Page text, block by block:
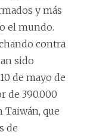
y más
el mundo.
contra
sido
de mayo de
de 390.000
Taiwán, que
de